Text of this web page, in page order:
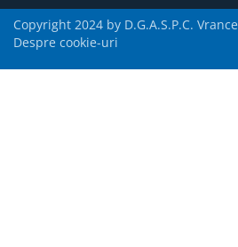
Copyright 2024 by D.G.A.S.P.C.
Despre cookie-uri